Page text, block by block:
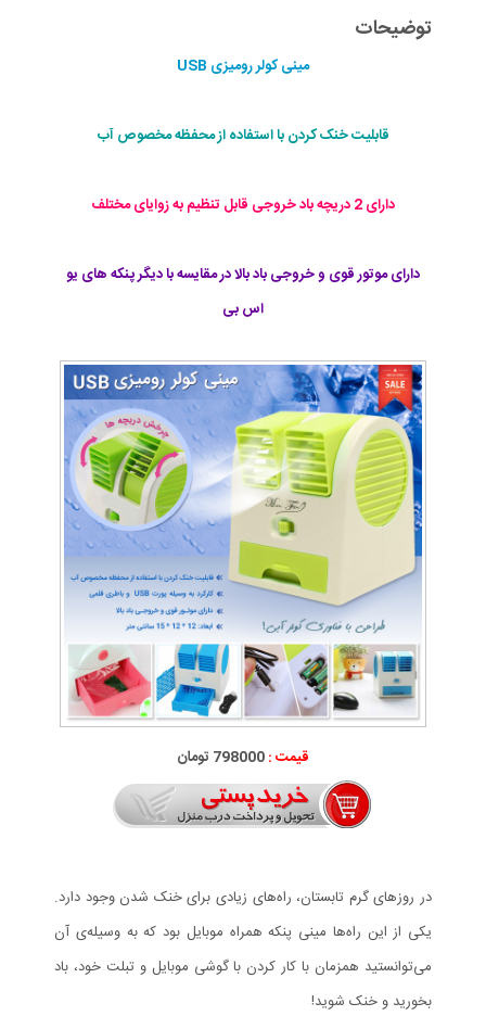
توضیحات
مينی كولر روميزی USB
قابلیت خنک کردن با استفاده از محفظه مخصوص آب
دارای 2 دریچه باد خروجی قابل تنظیم به زوایای مختلف
دارای موتور قوی و خروجی باد بالا در مقایسه با دیگر پنکه های یو
اس بی
قیمت :798000 تومان
در روزهای گرم تابستان، راه‌های زیادی برای خنک شدن وجود دارد.
یکی از این راه‌ها مینی پنکه همراه موبایل بود که به وسیله‌ی آن
می‌توانستید همزمان با کار کردن با گوشی موبایل و تبلت خود، باد
بخورید و خنک شوید!